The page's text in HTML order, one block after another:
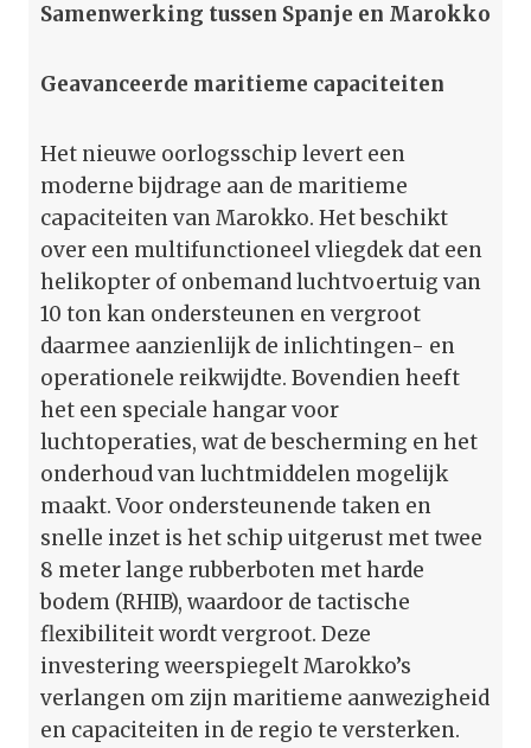
Samenwerking tussen Spanje en Marokko
Geavanceerde maritieme capaciteiten
Het nieuwe oorlogsschip levert een
moderne bijdrage aan de maritieme
capaciteiten van Marokko. Het beschikt
over een multifunctioneel vliegdek dat een
helikopter of onbemand luchtvoertuig van
10 ton kan ondersteunen en vergroot
daarmee aanzienlijk de inlichtingen- en
operationele reikwijdte. Bovendien heeft
het een speciale hangar voor
luchtoperaties, wat de bescherming en het
onderhoud van luchtmiddelen mogelijk
maakt. Voor ondersteunende taken en
snelle inzet is het schip uitgerust met twee
8 meter lange rubberboten met harde
bodem (RHIB), waardoor de tactische
flexibiliteit wordt vergroot. Deze
investering weerspiegelt Marokko’s
verlangen om zijn maritieme aanwezigheid
en capaciteiten in de regio te versterken.